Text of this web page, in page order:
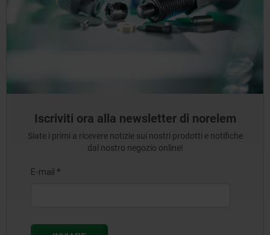
Iscriviti ora alla newsletter di norelem
Siate i primi a ricevere notizie sui nostri prodotti e notifiche
dal nostro negozio online!